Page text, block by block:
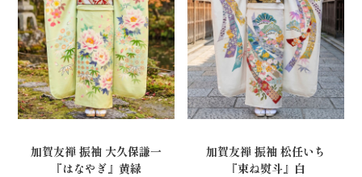
加賀友禅 振袖 大久保謙一
『はなやぎ』黄緑
加賀友禅 振袖 松任いち
『束ね熨斗』白